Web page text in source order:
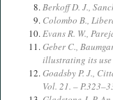
Berkoff D. J.,
Colombo B.,
Evans R. W.,
Geber C.,
illustrating its use
Goadsby P. J.,
Vol. 21. –